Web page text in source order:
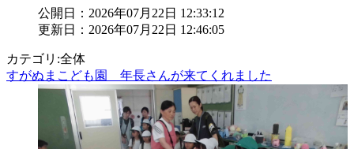
公開日：2026年07月22日 12:33:12
更新日：2026年07月22日 12:46:05
カテゴリ:全体
すがぬまこども園 年長さんが来てくれました